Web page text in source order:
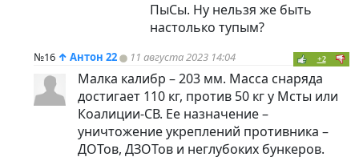
ПыСы. Ну нельзя же быть
настолько тупым?
№16 ↑ Антон 22 11 августа 2023 14:04 +2
Малка калибр – 203 мм. Масса снаряда
достигает 110 кг, против 50 кг у Мсты или
Коалиции-СВ. Ее назначение –
уничтожение укреплений противника –
ДОТов, ДЗОТов и неглубоких бункеров.